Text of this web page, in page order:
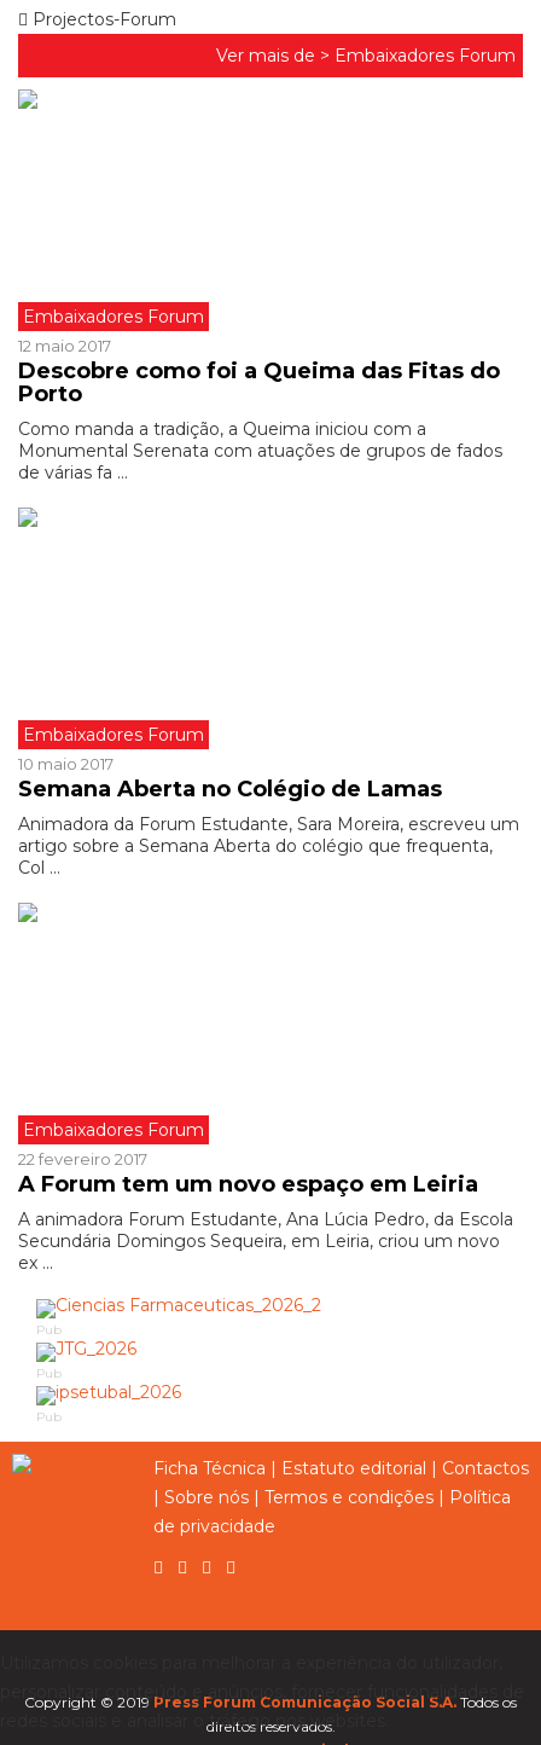
Projectos-Forum
Ver mais de > Embaixadores Forum
Embaixadores Forum
12 maio 2017
Descobre como foi a Queima das Fitas do
Porto
Como manda a tradição, a Queima iniciou com a
Monumental Serenata com atuações de grupos de fados
de várias fa ...
Embaixadores Forum
10 maio 2017
Semana Aberta no Colégio de Lamas
Animadora da Forum Estudante, Sara Moreira, escreveu um
artigo sobre a Semana Aberta do colégio que frequenta,
Col ...
Embaixadores Forum
22 fevereiro 2017
A Forum tem um novo espaço em Leiria
A animadora Forum Estudante, Ana Lúcia Pedro, da Escola
Secundária Domingos Sequeira, em Leiria, criou um novo
ex ...
Pub
Pub
Pub
Ficha Técnica | Estatuto editorial | Contactos
| Sobre nós | Termos e condições | Política
de privacidade
Copyright © 2019 Press Forum Comunicação Social S.A. Todos os
direitos reservados.
personalizar conteúdo e anúncios, fornecer funcionalidades de
redes sociais e analisar o tráfego nos websites.